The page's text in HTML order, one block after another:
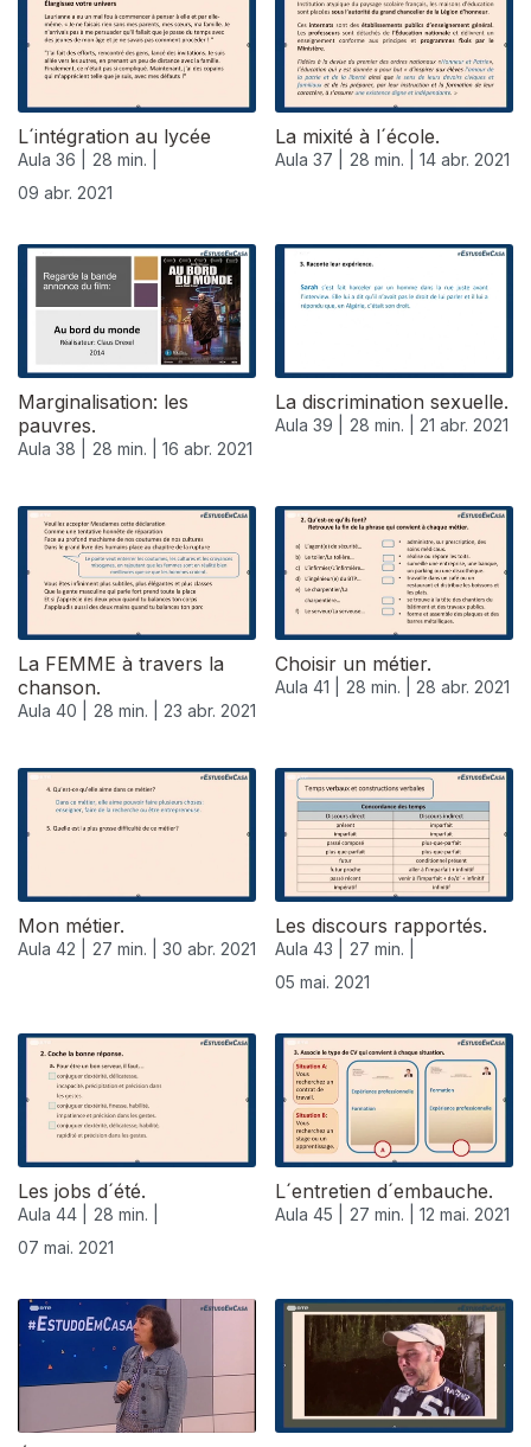
L´intégration au lycée
Aula 36 |
28 min. |
09 abr. 2021
La mixité à l´école.
Aula 37 | 28 min. | 14 abr. 2021
Marginalisation: les
pauvres.
Aula 38 | 28 min. | 16 abr. 2021
La discrimination sexuelle.
Aula 39 | 28 min. | 21 abr. 2021
La FEMME à travers la
chanson.
Aula 40 | 28 min. | 23 abr. 2021
Choisir un métier.
Aula 41 | 28 min. | 28 abr. 2021
Mon métier.
Aula 42 | 27 min. | 30 abr. 2021
Les discours rapportés.
Aula 43 |
27 min. |
05 mai. 2021
Les jobs d´été.
Aula 44 |
28 min. |
07 mai. 2021
L´entretien d´embauche.
Aula 45 | 27 min. | 12 mai. 2021
544881